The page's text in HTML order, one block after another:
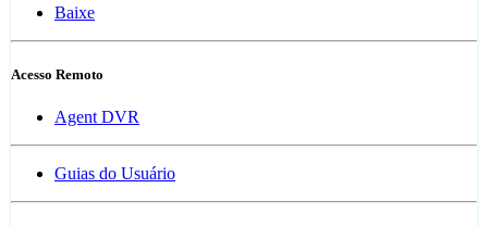
Baixe
Acesso Remoto
Agent DVR
Guias do Usuário